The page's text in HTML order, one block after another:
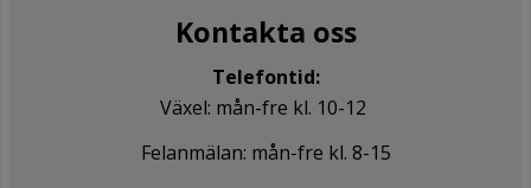
Kontakta oss
Telefontid:
Växel: mån-fre kl. 10-12
Felanmälan: mån-fre kl. 8-15